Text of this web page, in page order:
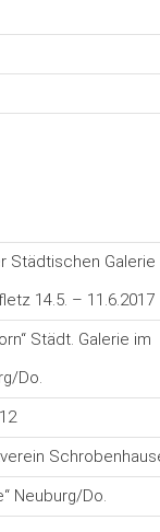
Städtischen Galerie
14.5. – 11.6.2017
Städt. Galerie im
Do.
Neuburg/Do.